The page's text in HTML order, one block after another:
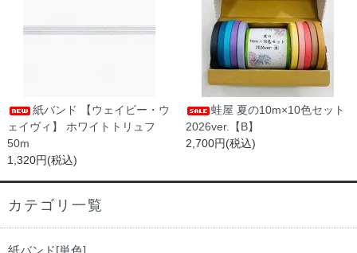
紙バンド 【ウェイビー・ウ
ェイヴィ】 ホワイトトリュフ
50m
1,320円(税込)
蛙屋 夏の10m×10色セット
2026ver.【B】
2,700円(税込)
カテゴリ一覧
紙バンド[単色]